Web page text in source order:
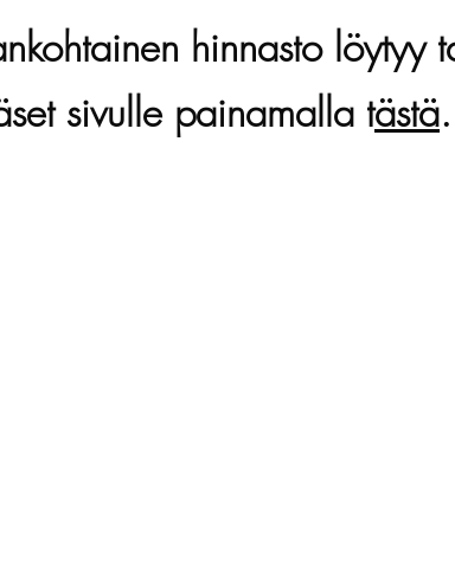
hinnasto löytyy
sivulle painamalla tästä.